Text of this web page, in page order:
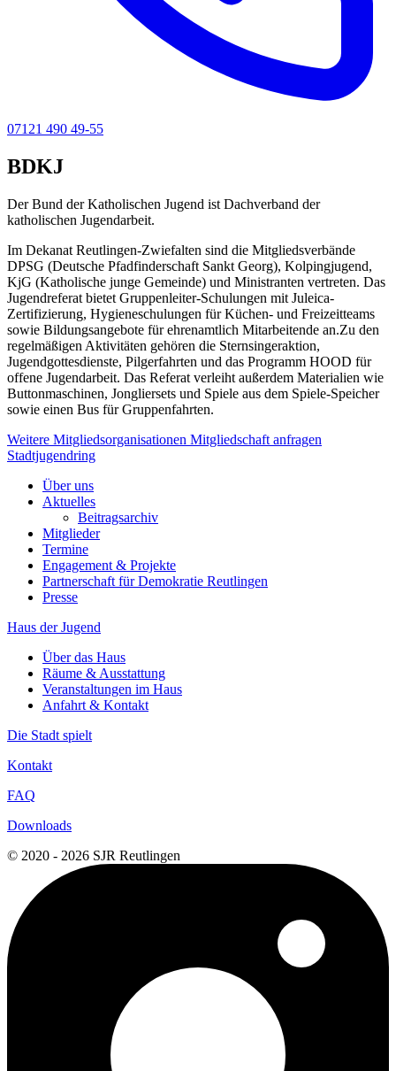
07121 490 49-55
BDKJ
Der Bund der Katholischen Jugend ist Dachverband der
katholischen Jugendarbeit.
Im Dekanat Reutlingen-Zwiefalten sind die Mitgliedsverbände
DPSG (Deutsche Pfadfinderschaft Sankt Georg), Kolpingjugend,
KjG (Katholische junge Gemeinde) und Ministranten vertreten. Das
Jugendreferat bietet Gruppenleiter-Schulungen mit Juleica-
Zertifizierung, Hygieneschulungen für Küchen- und Freizeitteams
sowie Bildungsangebote für ehrenamtlich Mitarbeitende an.Zu den
regelmäßigen Aktivitäten gehören die Sternsingeraktion,
Jugendgottesdienste, Pilgerfahrten und das Programm HOOD für
offene Jugendarbeit. Das Referat verleiht außerdem Materialien wie
Buttonmaschinen, Jongliersets und Spiele aus dem Spiele-Speicher
sowie einen Bus für Gruppenfahrten.
Weitere Mitgliedsorganisationen Mitgliedschaft anfragen
Stadtjugendring
Über uns
Aktuelles
Beitragsarchiv
Mitglieder
Termine
Engagement & Projekte
Partnerschaft für Demokratie Reutlingen
Presse
Haus der Jugend
Über das Haus
Räume & Ausstattung
Veranstaltungen im Haus
Anfahrt & Kontakt
Die Stadt spielt
Kontakt
FAQ
Downloads
© 2020 - 2026 SJR Reutlingen